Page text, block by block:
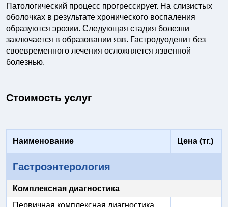
Патологический процесс прогрессирует. На слизистых
оболочках в результате хронического воспаления
образуются эрозии. Следующая стадия болезни
заключается в образовании язв. Гастродуоденит без
своевременного лечения осложняется язвенной
болезнью.
Стоимость услуг
Наименование Цена (тг.)
Гастроэнтерология
Комплексная диагностика
Первичная комплексная диагностика